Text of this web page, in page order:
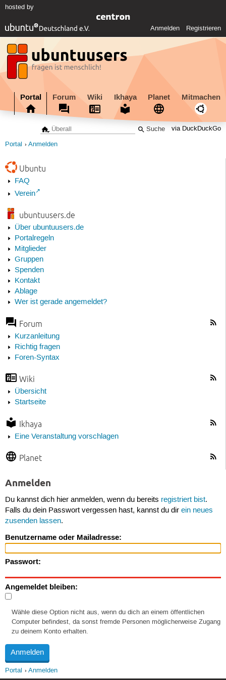
hosted by
Anmelden Registrieren
Portal Forum Wiki Ikhaya Planet Mitmachen
via DuckDuckGo
Portal Anmelden
Ubuntu
FAQ
Verein
ubuntuusers.de
Über ubuntuusers.de
Portalregeln
Mitglieder
Gruppen
Spenden
Kontakt
Ablage
Wer ist gerade angemeldet?
Forum
Kurzanleitung
Richtig fragen
Foren-Syntax
Wiki
Übersicht
Startseite
Ikhaya
Eine Veranstaltung vorschlagen
Planet
Anmelden
Du kannst dich hier anmelden, wenn du bereits registriert bist.
Falls du dein Passwort vergessen hast, kannst du dir ein neues
zusenden lassen.
Benutzername oder Mailadresse:
Passwort:
Angemeldet bleiben:
Wähle diese Option nicht aus, wenn du dich an einem öffentlichen
Computer befindest, da sonst fremde Personen möglicherweise Zugang
zu deinem Konto erhalten.
Portal Anmelden